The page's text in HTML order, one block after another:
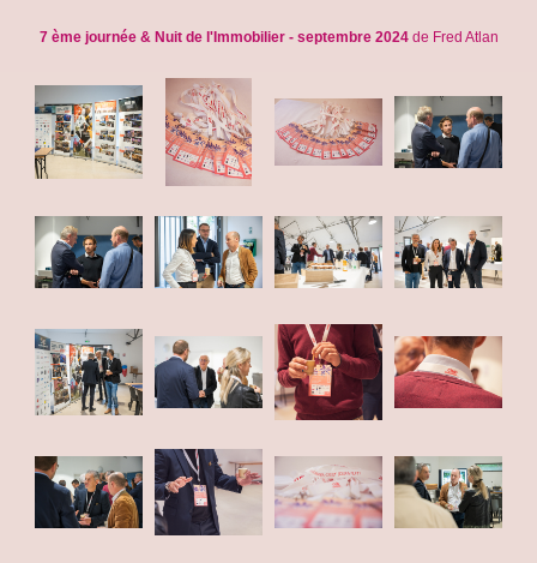
7 ème journée & Nuit de l'Immobilier - septembre 2024 de Fred Atlan